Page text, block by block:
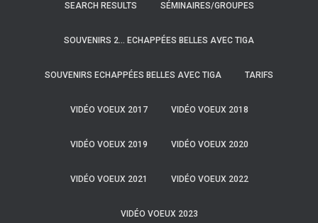
SEARCH RESULTS SÉMINAIRES/GROUPES
SOUVENIRS 2… ECHAPPÉES BELLES AVEC TIGA
SOUVENIRS ECHAPPÉES BELLES AVEC TIGA TARIFS
VIDÉO VOEUX 2017 VIDÉO VOEUX 2018
VIDÉO VOEUX 2019 VIDÉO VOEUX 2020
VIDÉO VOEUX 2021 VIDÉO VOEUX 2022
VIDÉO VOEUX 2023